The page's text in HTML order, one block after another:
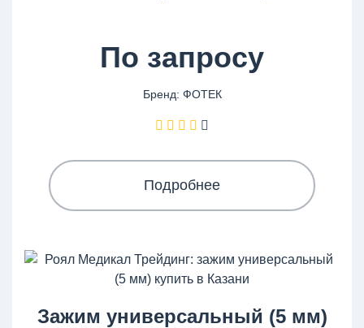
По запросу
Бренд: ФОТЕК
Подробнее
Зажим универсальный (5 мм)